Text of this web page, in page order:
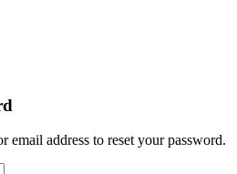
email address to reset your password.